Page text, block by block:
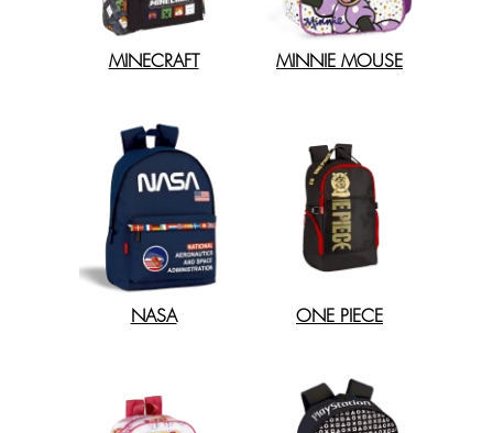
MINECRAFT MINNIE MOUSE
NASA ONE PIECE